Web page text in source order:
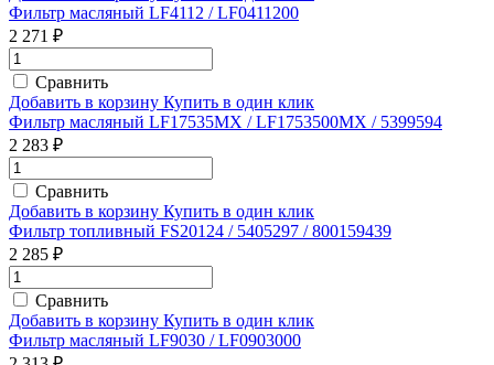
Фильтр масляный LF4112 / LF0411200
2 271 ₽
Сравнить
Добавить в корзину Купить в один клик
Фильтр масляный LF17535MX / LF1753500MX / 5399594
2 283 ₽
Сравнить
Добавить в корзину Купить в один клик
Фильтр топливный FS20124 / 5405297 / 800159439
2 285 ₽
Сравнить
Добавить в корзину Купить в один клик
Фильтр масляный LF9030 / LF0903000